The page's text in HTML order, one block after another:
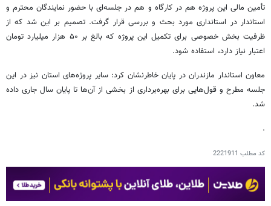
تأمین مالی این پروژه هم در کارگاه و هم در جلسه‌ای با حضور نمایندگان محترم و
استاندار در استانداری مورد بحث و بررسی قرار گرفت. تصمیم بر این شد که از
ظرفیت بخش خصوصی برای تکمیل این پروژه که بالغ بر ۵۰ هزار میلیارد تومان
اعتبار نیاز دارد، استفاده شود.
معاون استاندار مازندران در پایان خاطرنشان کرد: سایر پروژه‌های استان نیز در این
جلسه مطرح و قول‌هایی برای بهره‌برداری از بخشی از آن‌ها تا پایان سال جاری داده
شد.
. ‎
کد مطلب 2221911